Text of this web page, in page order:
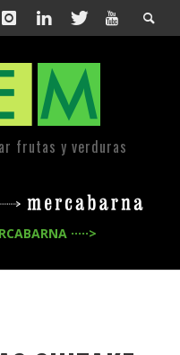
frutas y verduras
·····>